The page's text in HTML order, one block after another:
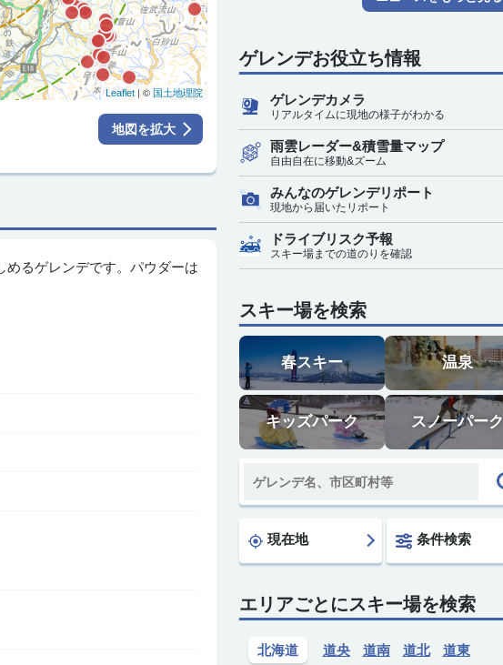
Leaflet| © 国土地理院
地図を拡大
るゲレンデです。パウダーは
ゲレンデお役立ち情報
ゲレンデカメラ
リアルタイムに現地の様子がわかる
雨雲レーダー&積雪量マップ
自由自在に移動&ズーム
みんなのゲレンデリポート
現地から届いたリポート
ドライブリスク予報
スキー場までの道のりを確認
スキー場を検索
春スキー 温泉
キッズパーク スノーパーク
現在地 条件検索
エリアごとにスキー場を検索
北海道 道央 道南 道北 道東